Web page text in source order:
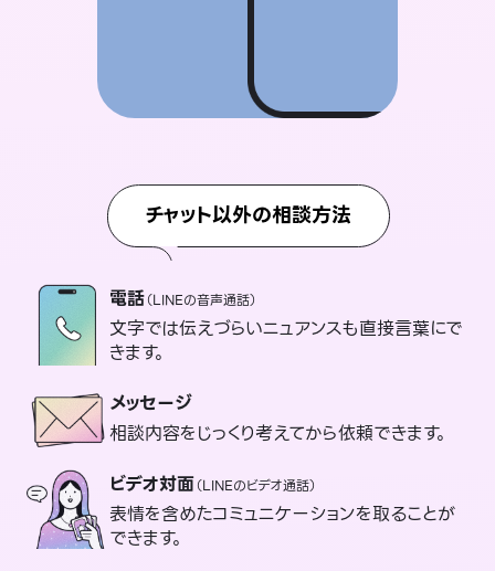
チャット以外の相談方法
電話（LINEの音声通話）
文字では伝えづらいニュアンスも直接言葉にで
きます。
メッセージ
相談内容をじっくり考えてから依頼できます。
ビデオ対面（LINEのビデオ通話）
表情を含めたコミュニケーションを取ることが
できます。